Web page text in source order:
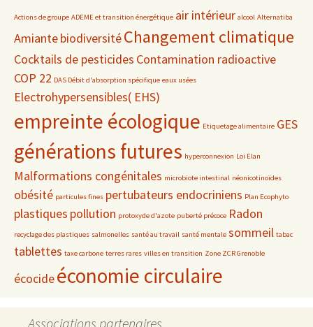
Actions de groupe ADEME et transition énergétique air intérieur alcool Alternatiba
AmiantebiodiversitéChangement climatique
Cocktails de pesticides Contamination radioactive
COP 22 DAS Débit d'absorption spécifique eaux usées
Electrohypersensibles( EHS)
empreinte écologique Etiquetage alimentaire GES
générations futures hyperconnexion Loi Elan
Malformations congénitales microbiote intestinal néonicotinoïdes
obésité particules fines pertubateurs endocriniens Plan Ecophyto
plastiques pollution protoxyde d'azote puberté précoce Radon
recyclage des plastiques salmonelles santé au travail santé mentale sommeil tabac
tablettes taxe carbone terres rares villes en transition Zone ZCR Grenoble
écocideéconomie circulaire
Associations partenaires